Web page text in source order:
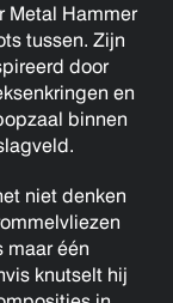
Metal Hammer
tussen. Zijn
door
en
binnen
niet denken
maar één
knutselt hij